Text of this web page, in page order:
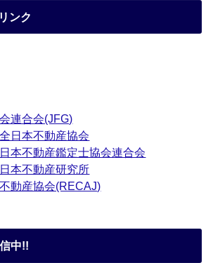
ンク
連合会(JFG)
日本不動産協会
本不動産鑑定士協会連合会
本不動産研究所
動産協会(RECAJ)
中!!